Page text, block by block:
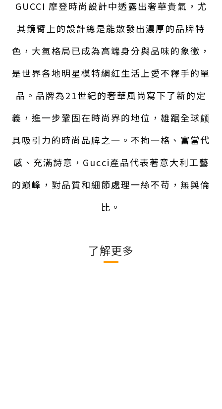
GUCCI 摩登時尚設計中透露出奢華貴氣，尤
其鏡臂上的設計總是能散發出濃厚的品牌特
色，大氣格局已成為高端身分與品味的象徵，
是世界各地明星模特網紅生活上愛不釋手的單
品。品牌為21世紀的奢華風尚寫下了新的定
義，進一步鞏固在時尚界的地位，雄踞全球颇
具吸引力的時尚品牌之一。不拘一格、富當代
感、充滿詩意，Gucci產品代表著意大利工藝
的巔峰，對品質和細節處理一絲不苟，無與倫
比。
了解更多